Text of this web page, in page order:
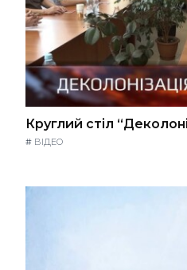
Круглий стіл
# ВІДЕО